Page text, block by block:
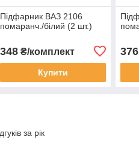
Підфарник ВАЗ 2106
помаранч./білий (2 шт.)
348₴/комплект
Купити
376
за рік